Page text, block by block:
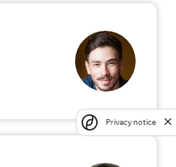
Privacy notice